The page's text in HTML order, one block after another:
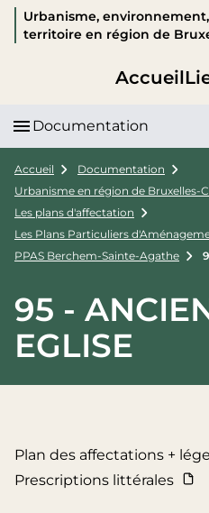
Urbanisme,
territoire en région de
Accueil
Documentation
Accueil
Documentation
Urbanisme en région de Bruxelles-
Les plans d'affectation
Les Plans Particuliers
PPAS Berchem-Sainte-Agathe
95 -
EGLISE
Plan des affectations +
Prescriptions littérales